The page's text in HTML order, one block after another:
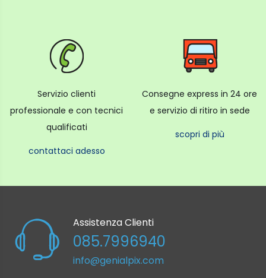
Servizio clienti
professionale e con tecnici
qualificati
contattaci adesso
Consegne express in 24 ore
e servizio di ritiro in sede
scopri di più
Assistenza Clienti
085.7996940
info@genialpix.com